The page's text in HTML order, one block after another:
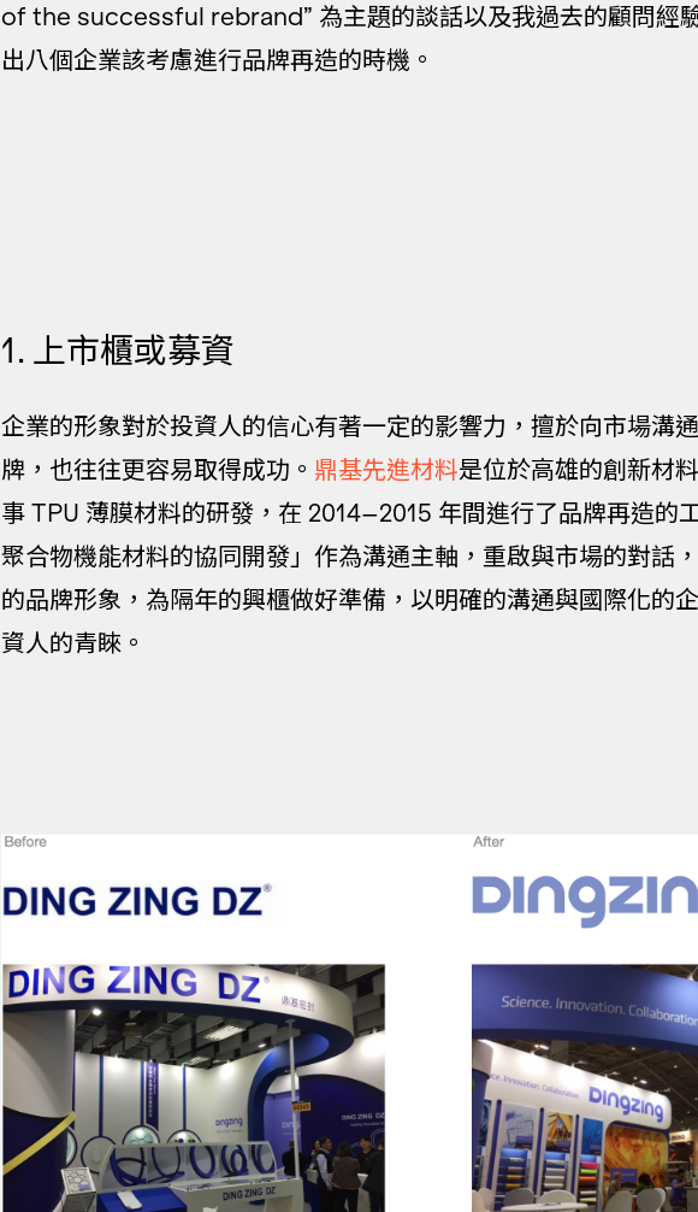
of the successful rebrand” 為主題的談話以及我過去的顧問經
出八個企業該考慮進行品牌再造的時機。
1. 上市櫃或募資
企業的形象對於投資人的信心有著一定的影響力，擅於向市場溝
牌，也往往更容易取得成功。 鼎基先進材料是位於高雄的創新材
事 TPU 薄膜材料的研發，在 2014–2015 年間進行了品牌再造的
聚合物機能材料的協同開發」作為溝通主軸，重啟與市場的對話
的品牌形象，為隔年的興櫃做好準備，以明確的溝通與國際化的
資人的青睞。